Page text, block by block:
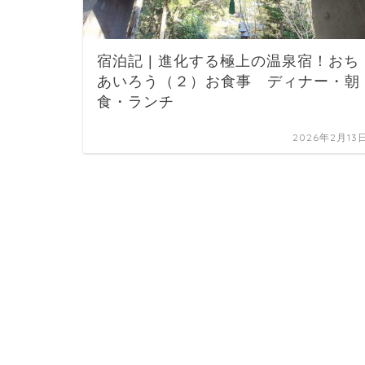
宿泊記 | 進化する極上の温泉宿！おち
あいろう（２）お食事 ディナー・朝
食・ランチ
2026年2月13